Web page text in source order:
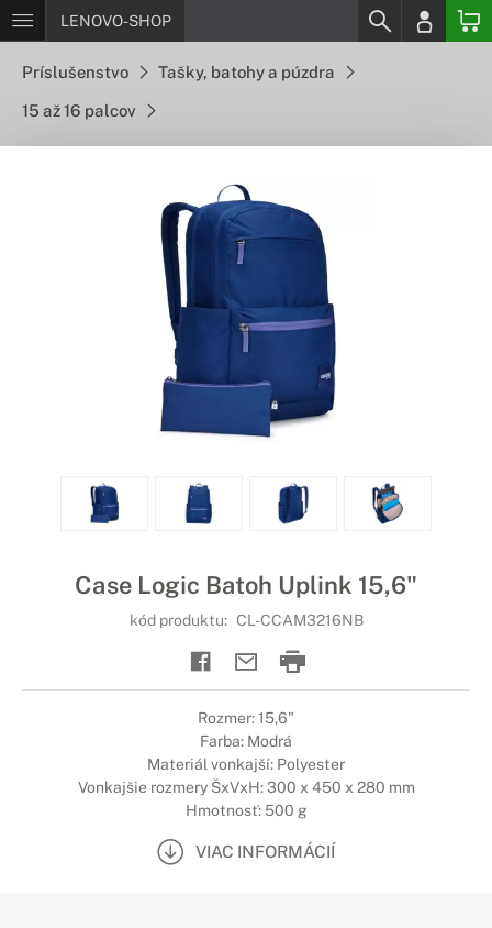
LENOVO-SHOP
Príslušenstvo Tašky, batohy a púzdra
15 až 16 palcov
Case Logic Batoh Uplink 15,6"
kód produktu: CL-CCAM3216NB
Rozmer: 15,6"
Farba: Modrá
Materiál vonkajší: Polyester
Vonkajšie rozmery ŠxVxH: 300 x 450 x 280 mm
Hmotnosť: 500 g
VIAC INFORMÁCIÍ